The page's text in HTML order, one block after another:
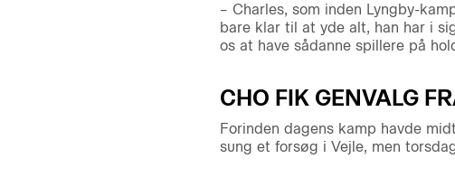
– Charles, som inden Lyngby-
bare klar til at yde alt, han har i
os at have sådanne spillere på
CHO FIK GENVALG
Forinden dagens kamp havde
sung et forsøg i Vejle, men